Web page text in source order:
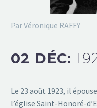
Par Véronique RAFFY
02 DÉC:
Le 23 août 1923, il
l’église Saint-Honoré-